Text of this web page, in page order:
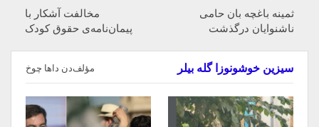
ثمینه باغچه بان حامی
ناشنوایان درگذشت
مخالفت آشکار با
پیمان‌نامه‌ی حقوق کودک
سیزین خوشونوزا گله بیلر مؤلف‌دن داها چوخ